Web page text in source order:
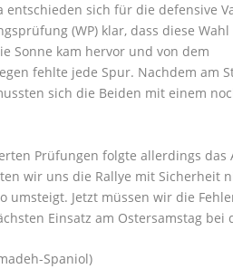
entschieden sich für die defensive
(WP) klar, dass diese
Sonne kam hervor und von dem
fehlte jede Spur. Nachdem am
sich die Beiden mit einem
Prüfungen folgte allerdings
wir uns die Rallye mit Sicherheit
umsteigt. Jetzt müssen wir die
Einsatz am Ostersamstag bei
Spaniol)